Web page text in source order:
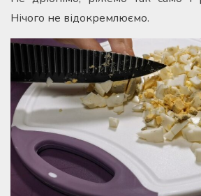
Нічого не відокремлюємо.